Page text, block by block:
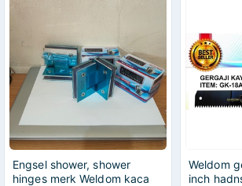
Engsel shower, shower
hinges merk Weldom kaca
Weldom
inch